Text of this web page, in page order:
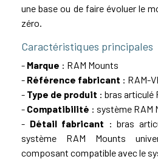
une base ou de faire évoluer le
zéro.
Caractéristiques principales
- Marque : RAM Mounts
- Référence fabricant : RAM-
- Type de produit : bras articulé
- Compatibilité : système RAM
- Détail fabricant : bras
système RAM Mounts
composant compatible avec le